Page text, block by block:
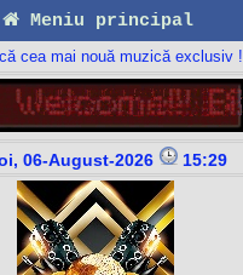
Meniu principal
cea mai nouă muzică exclusiv !
06-August-2026 15:29